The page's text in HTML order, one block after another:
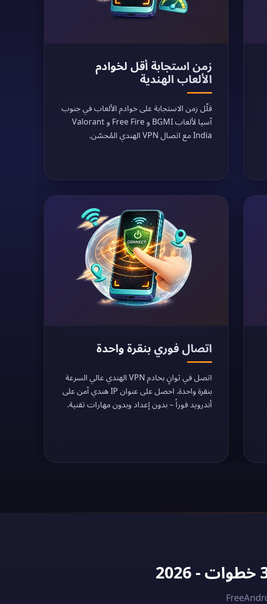
زمن استجابة أقل لخوادم
الألعاب الهندية
قلّل زمن الاستجابة على خوادم الألعاب في جنوب
آسيا لألعاب BGMI و Free Fire و Valorant
India مع اتصال VPN الهندي المُحسّن.
اتصال فوري بنقرة واحدة
اتصل في ثوانٍ بخادم VPN الهندي عالي السرعة
بنقرة واحدة. احصل على عنوان IP هندي آمن على
أندرويد فوراً – بدون إعداد وبدون مهارات تقنية.